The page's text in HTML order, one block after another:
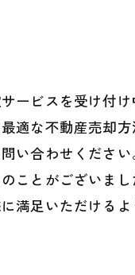
ービスを受け付
適な不動産売却
い合わせくださ
ことがございま
満足いただける